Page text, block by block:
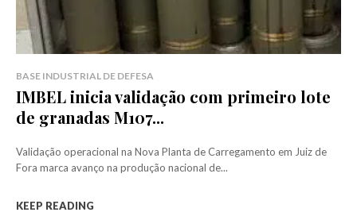
BASE INDUSTRIAL DE DEFESA
IMBEL inicia validação com primeiro lote
de granadas M107...
Validação operacional na Nova Planta de Carregamento em Juiz de
Fora marca avanço na produção nacional de...
KEEP READING